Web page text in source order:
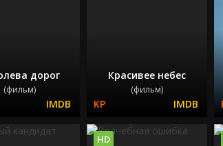
дорог
(фильм)
Красивее небес
(фильм)
HD